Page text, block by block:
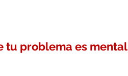
tu problema es mental